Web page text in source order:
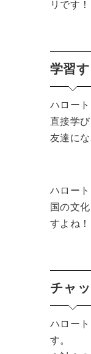
リです！
学習
ハロー
直接学
友達に
ハロー
国の文
すよね！
チャ
ハロー
す。